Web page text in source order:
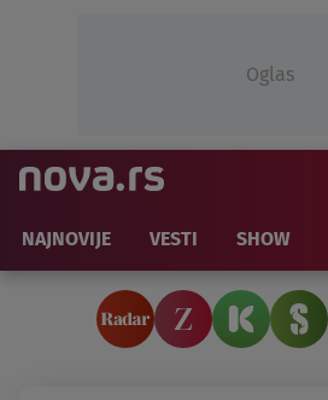
Oglas
NAJNOVIJE VESTI SHOW